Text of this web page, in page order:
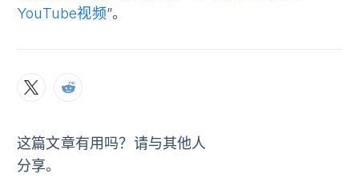
YouTube视频”。
这篇文章有用吗？请与其他人
分享。